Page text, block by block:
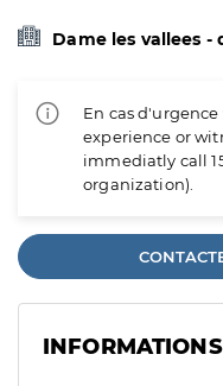
Dame les vallees -
En cas d'urgence
experience or
immediatly call
organization).